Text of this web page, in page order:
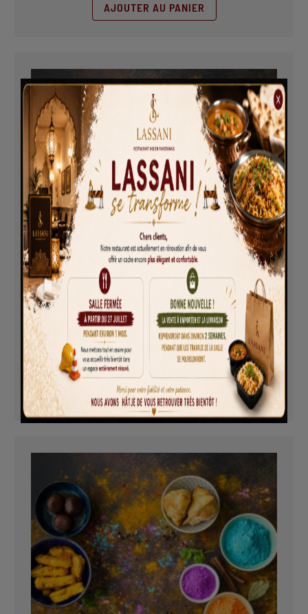
AJOUTER AU PANIER
Seekh kabab
AJOUTER AU PANIER